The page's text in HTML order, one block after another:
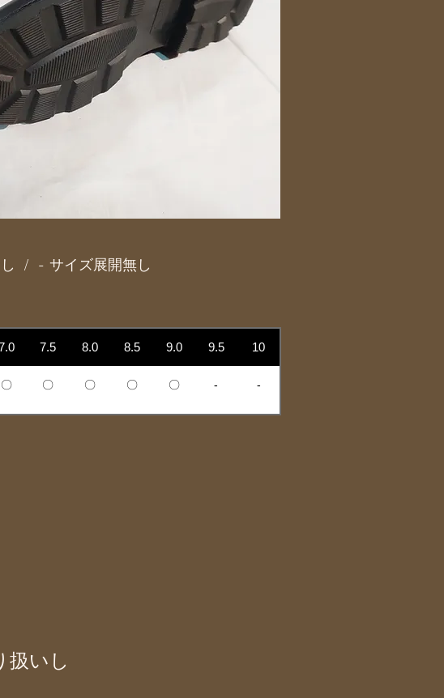
/ - サイズ展開無し
7.5 8.0 8.5 9.0 9.5 10
〇 〇 〇 〇 〇 - -
扱いし